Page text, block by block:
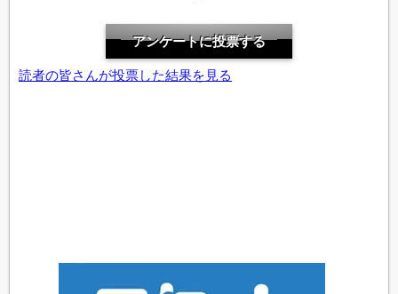
櫻井敦司（桜井敦司・ATSUSHI）（BUCK-TICK・
SCHWEIN・THE MORTAL）
谷村新司（アリス）
読者の皆さんが投票した結果を見る